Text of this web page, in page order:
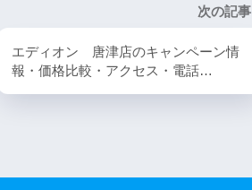
次の記事
エディオン 唐津店のキャンペーン情
報・価格比較・アクセス・電話…